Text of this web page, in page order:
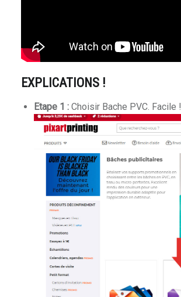
EXPLICATIONS !
Etape 1 :Choisir Bache PVC. Facile !